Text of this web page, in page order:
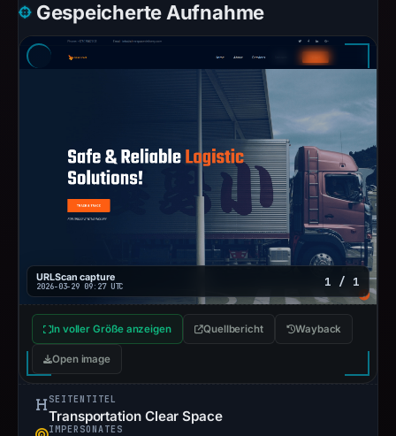
Gespeicherte Aufnahme
URLScan capture
2026-03-29 09:27 UTC 1 / 1
In voller Größe anzeigen Quellbericht Wayback
Open image
SEITENTITEL
Transportation Clear Space
IMPERSONATES